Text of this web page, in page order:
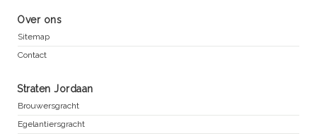
Over ons
Sitemap
Contact
Straten Jordaan
Brouwersgracht
Egelantiersgracht